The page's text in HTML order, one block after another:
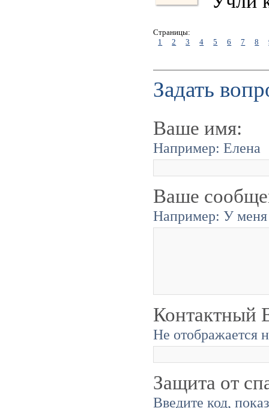
Страницы:
1
2 3 4 5 6 7 8
Задать
Ваше имя:
Например: Елена
Ваше
Например: У меня
Контактный
Не отображается
Защита от
Введите код,